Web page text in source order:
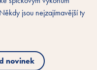
jsou nejzajímavější ty
novinek